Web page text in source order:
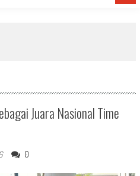
Juara Nasional Time
0